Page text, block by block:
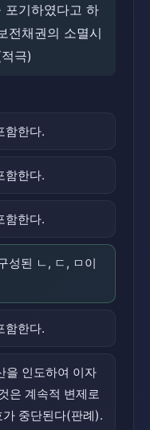
포기하였다고 하
전채권의 소멸시
극)
함한다.
함한다.
함한다.
성된 ㄴ, ㄷ, ㅁ이
함한다.
을 인도하여 이자
은 계속적 변제로
중단된다(판례).